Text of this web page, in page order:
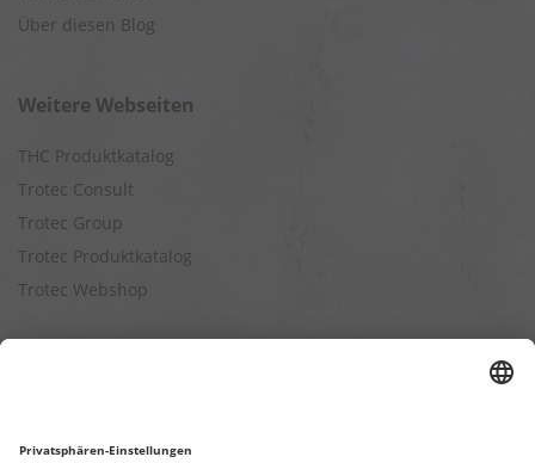
Über diesen Blog
Weitere Webseiten
THC Produktkatalog
Trotec Consult
Trotec Group
Trotec Produktkatalog
Trotec Webshop
Entfeuchtungsleistung berechnen